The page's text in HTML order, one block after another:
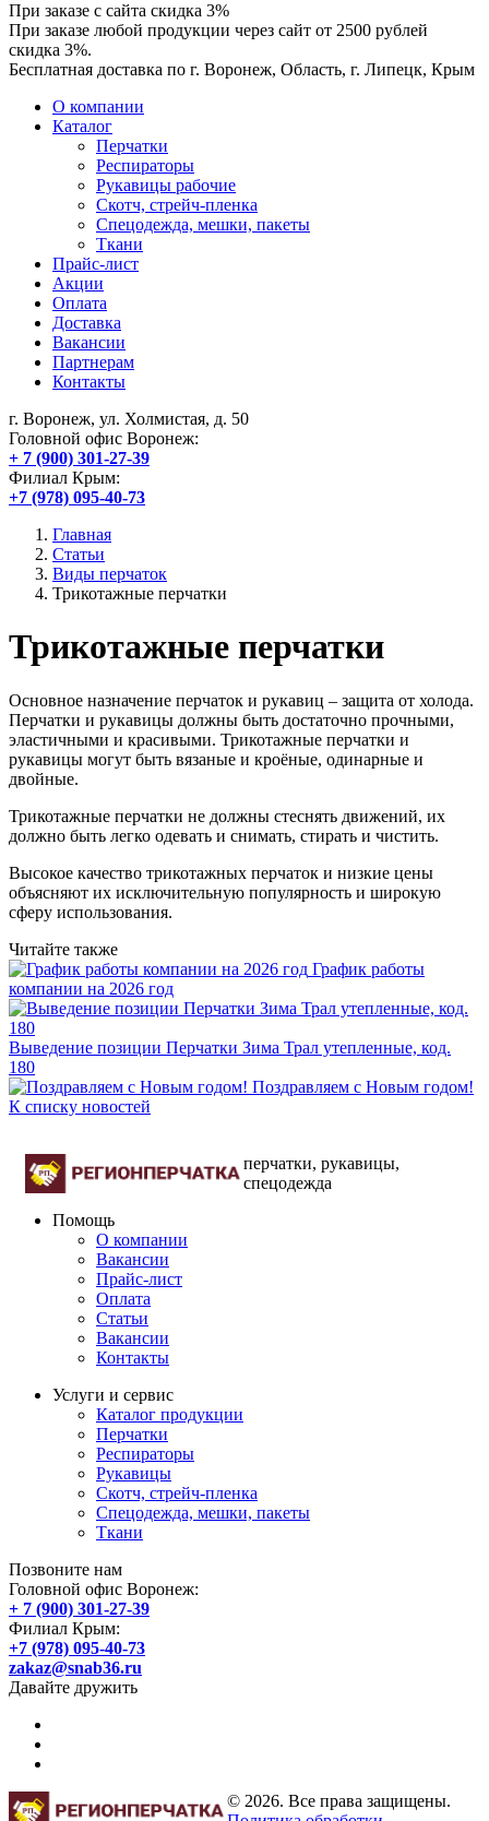
При заказе с сайта скидка 3%
При заказе любой продукции через сайт от 2500 рублей
скидка 3%.
Бесплатная доставка по г. Воронеж, Область, г. Липецк, Крым
О компании
Каталог
Перчатки
Респираторы
Рукавицы рабочие
Скотч, стрейч-пленка
Спецодежда, мешки, пакеты
Ткани
Прайс-лист
Акции
Оплата
Доставка
Вакансии
Партнерам
Контакты
г. Воронеж, ул. Холмистая, д. 50
Головной офис Воронеж:
+ 7 (900) 301-27-39
Филиал Крым:
+7 (978) 095-40-73
Главная
Статьи
Виды перчаток
Трикотажные перчатки
Трикотажные перчатки
Основное назначение перчаток и рукавиц – защита от холода.
Перчатки и рукавицы должны быть достаточно прочными,
эластичными и красивыми. Трикотажные перчатки и
рукавицы могут быть вязаные и кроёные, одинарные и
двойные.
Трикотажные перчатки не должны стеснять движений, их
должно быть легко одевать и снимать, стирать и чистить.
Высокое качество трикотажных перчаток и низкие цены
объясняют их исключительную популярность и широкую
сферу использования.
Читайте также
График работы
компании на 2026 год
Выведение позиции Перчатки Зима Трал утепленные, код.
180
Поздравляем с Новым годом!
К списку новостей
перчатки, рукавицы,
спецодежда
Помощь
О компании
Вакансии
Прайс-лист
Оплата
Статьи
Вакансии
Контакты
Услуги и сервис
Каталог продукции
Перчатки
Респираторы
Рукавицы
Скотч, стрейч-пленка
Спецодежда, мешки, пакеты
Ткани
Позвоните нам
Головной офис Воронеж:
+ 7 (900) 301-27-39
Филиал Крым:
+7 (978) 095-40-73
zakaz@snab36.ru
Давайте дружить
© 2026. Все права защищены.